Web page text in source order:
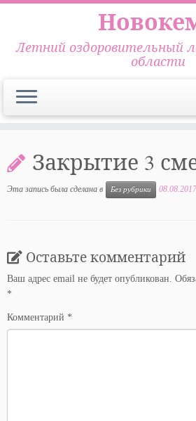
содержимому
Летний оздоровительный
области
Закрытие 3
Эта запись была сделана в Без рубрики 08.08.2017
Оставьте комментарий
Ваш адрес email не будет опубликован.
*
Комментарий *